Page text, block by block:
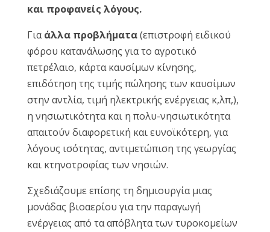
και προφανείς λόγους.
Γιαάλλα προβλήματα(επιστροφή ειδικού
φόρου κατανάλωσης για το αγροτικό
πετρέλαιο, κάρτα καυσίμων κίνησης,
επιδότηση της τιμής πώλησης των καυσίμων
στην αντλία, τιμή ηλεκτρικής ενέργειας κ,λπ,),
η νησιωτικότητα και η πολυ-νησιωτικότητα
απαιτούν διαφορετική και ευνοϊκότερη, για
λόγους ισότητας, αντιμετώπιση της γεωργίας
και κτηνοτροφίας των νησιών.
Σχεδιάζουμε επίσης τη δημιουργία μιας
μονάδας βιοαερίου για την παραγωγή
ενέργειας από τα απόβλητα των τυροκομείων